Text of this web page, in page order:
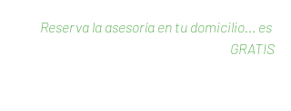
Reserva la asesoría en tu domicilio... es
GRATIS